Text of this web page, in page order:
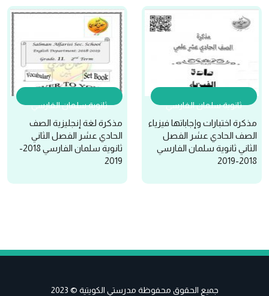
ثانوية سلمان الفارسي
مذكرة اختبارات وإجاباتها فيزياء
الصف الحادي عشر الفصل
الثاني ثانوية سلمان الفارسي
2018-2019
ثانوية سلمان الفارسي
مذكرة لغة إنجليزية الصف
الحادي عشر الفصل الثاني
ثانوية سلمان الفارسي 2018-
2019
جميع الحقوق محفوظة مدرستي الكويتية © 2023